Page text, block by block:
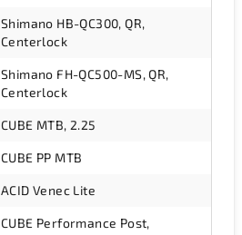
Shimano HB-QC300, QR,
Centerlock
Shimano FH-QC500-MS, QR,
Centerlock
CUBE MTB, 2.25
CUBE PP MTB
ACID Venec Lite
CUBE Performance Post,